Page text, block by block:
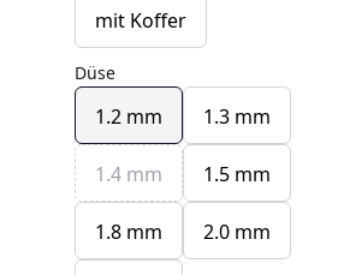
mit Koffer
Düse
1.2 mm 1.3 mm
1.4 mm 1.5 mm
1.8 mm 2.0 mm